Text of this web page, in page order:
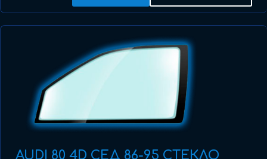
AUDI 80 4D СЕД 86-95 СТЕКЛО